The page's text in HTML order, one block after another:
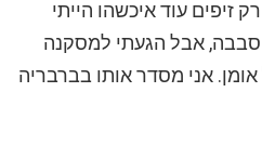
זיפים עוד איכשהו הייתי
סבבה, אבל הגעתי למסקנה
אני מסדר אותו בברבריה